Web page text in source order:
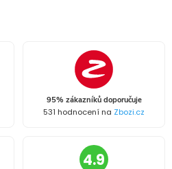
95% zákazníků doporučuje
531 hodnocení na Zbozi.cz
4.9